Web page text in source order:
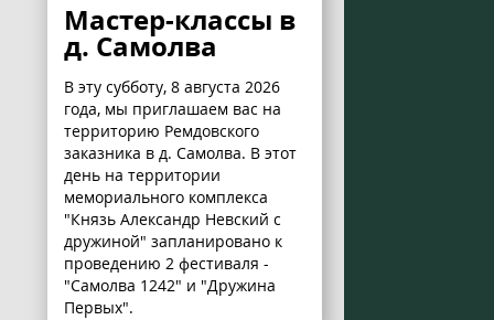
Мастер-классы в
д. Самолва
В эту субботу, 8 августа 2026
года, мы приглашаем вас на
территорию Ремдовского
заказника в д. Самолва. В этот
день на территории
мемориального комплекса
"Князь Александр Невский с
дружиной" запланировано к
проведению 2 фестиваля -
"Самолва 1242" и "Дружина
Первых".